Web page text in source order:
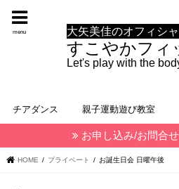
大矢美佳のオフィシ
すこやかフィ
Let's play with the
menu
チアダンス 親子運動遊び教室
お申し込み/お問合
HOME プライベート お誕生日会 日曜午後